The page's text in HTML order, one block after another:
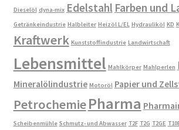
Dieselöl dyna-mix Edelstahl Farben und
Getränkeindustrie Halbleiter Heizöl L/EL Hydrauliköl KD
Kraftwerk Kunststoffindustrie Landwirtschaft
Lebensmittel Mahlkörper Mahlperlen
Mineralölindustrie Motoröl Papier und
PetrochemiePharma
Scheibenmühle Schmutz- und Abwasser T2F T2G T2GE